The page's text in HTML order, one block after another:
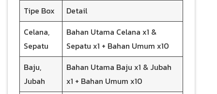
Tipe Box
Detail
Celana,
Sepatu
Bahan Utama Celana x1 &
Sepatu x1 + Bahan Umum x10
Baju,
Jubah
Bahan Utama Baju x1 & Jubah
x1 + Bahan Umum x10